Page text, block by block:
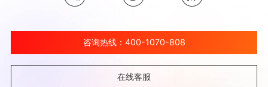
咨询热线：400-1070-808
在线客服